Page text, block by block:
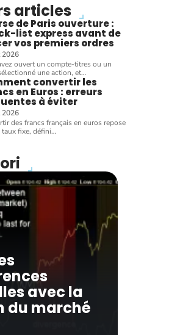
articles
de Paris ouverture :
list express avant de
vos premiers ordres
2026
ouvert un compte-titres ou un
une action, et…
convertir les
en Euros : erreurs
à éviter
2026
des francs français en euros repose
taux fixe, défini…
avec la
du marché